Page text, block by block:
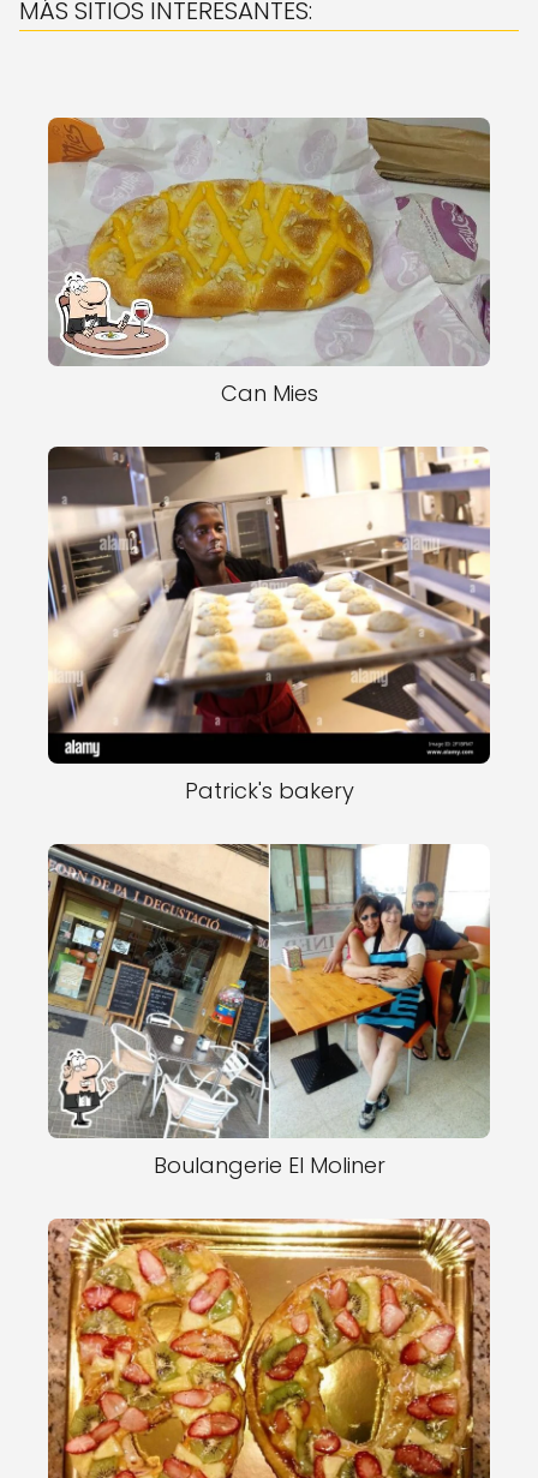
MÁS SITIOS INTERESANTES:
Can Mies
Patrick's bakery
Boulangerie El Moliner